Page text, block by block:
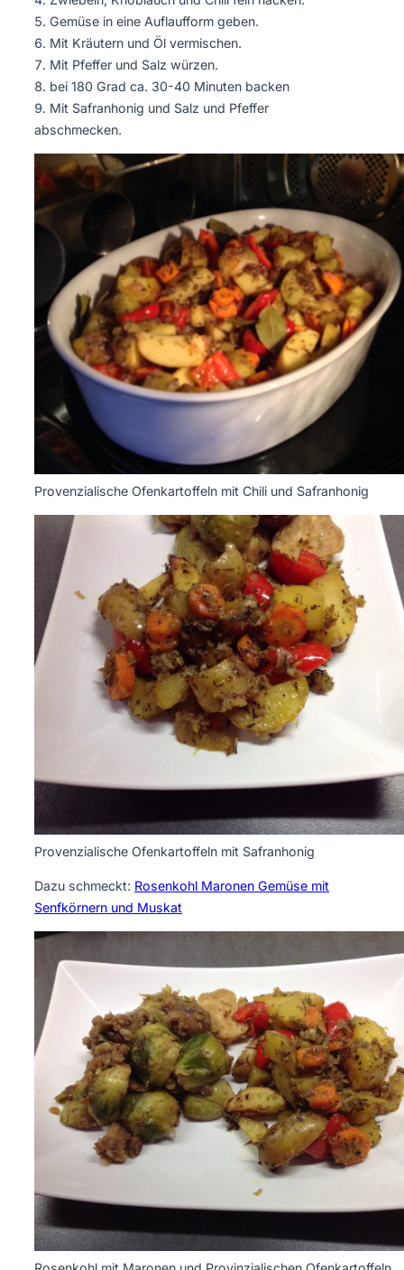
Gemüse in eine Auflaufform geben.
Mit Kräutern und Öl vermischen.
Mit Pfeffer und Salz würzen.
bei 180 Grad ca. 30-40 Minuten backen
Mit Safranhonig und Salz und Pfeffer
abschmecken.
Provenzialische Ofenkartoffeln mit Chili und Safranhonig
Provenzialische Ofenkartoffeln mit Safranhonig
Dazu schmeckt: Rosenkohl Maronen Gemüse mit
Senfkörnern und Muskat